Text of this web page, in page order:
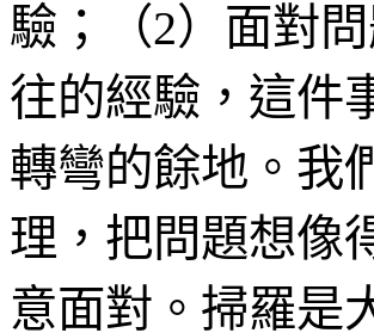
驗；（2）面對
往的經驗，這件
轉彎的餘地。我
理，把問題想像
意面對。掃羅是